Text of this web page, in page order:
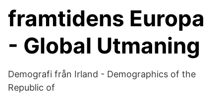
framtidens Europa
- Global Utmaning
Demografi från Irland - Demographics of the
Republic of